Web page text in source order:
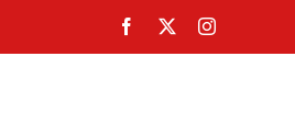
Facebook
X Instagram